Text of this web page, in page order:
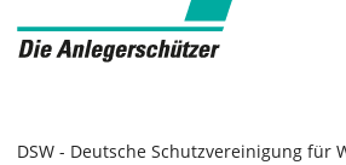
DSW - Deutsche Schutzvereinigung für